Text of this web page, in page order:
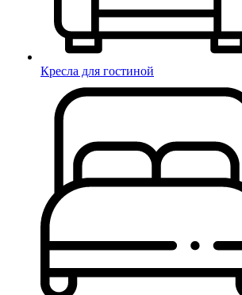
Кресла для гостиной